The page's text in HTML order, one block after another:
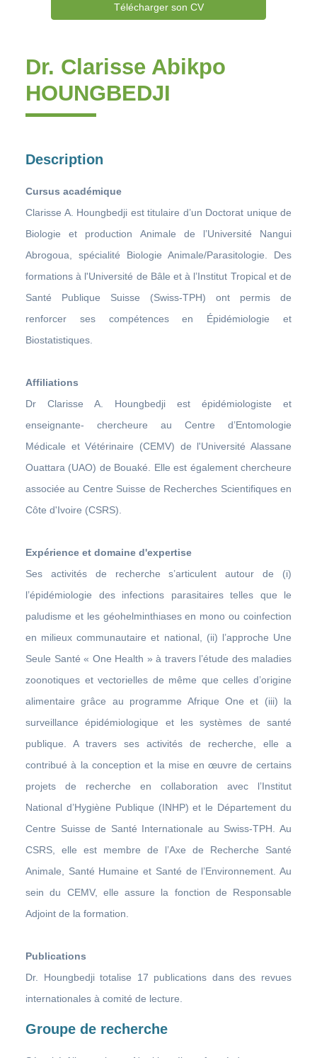
Télécharger son CV
Dr. Clarisse Abikpo
HOUNGBEDJI
Description
Cursus académique
Clarisse A. Houngbedji est titulaire d’un Doctorat unique de
Biologie et production Animale de l’Université Nangui
Abrogoua, spécialité Biologie Animale/Parasitologie. Des
formations à l'Université de Bâle et à l’Institut Tropical et de
Santé Publique Suisse (Swiss-TPH) ont permis de
renforcer ses compétences en Épidémiologie et
Biostatistiques.
Affiliations
Dr Clarisse A. Houngbedji est épidémiologiste et
enseignante- chercheure au Centre d’Entomologie
Médicale et Vétérinaire (CEMV) de l'Université Alassane
Ouattara (UAO) de Bouaké. Elle est également chercheure
associée au Centre Suisse de Recherches Scientifiques en
Côte d'Ivoire (CSRS).
Expérience et domaine d'expertise
Ses activités de recherche s’articulent autour de (i)
l’épidémiologie des infections parasitaires telles que le
paludisme et les géohelminthiases en mono ou coinfection
en milieux communautaire et national, (ii) l’approche Une
Seule Santé « One Health » à travers l’étude des maladies
zoonotiques et vectorielles de même que celles d’origine
alimentaire grâce au programme Afrique One et (iii) la
surveillance épidémiologique et les systèmes de santé
publique. A travers ses activités de recherche, elle a
contribué à la conception et la mise en œuvre de certains
projets de recherche en collaboration avec l’Institut
National d’Hygiène Publique (INHP) et le Département du
Centre Suisse de Santé Internationale au Swiss-TPH. Au
CSRS, elle est membre de l’Axe de Recherche Santé
Animale, Santé Humaine et Santé de l’Environnement. Au
sein du CEMV, elle assure la fonction de Responsable
Adjoint de la formation.
Publications
Dr. Houngbedji totalise 17 publications dans des revues
internationales à comité de lecture.
Groupe de recherche